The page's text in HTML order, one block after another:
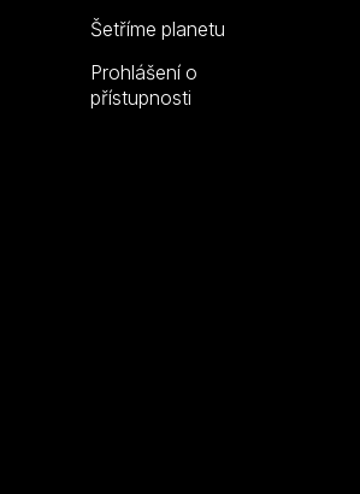
Šetříme planetu
Prohlášení o
přístupnosti